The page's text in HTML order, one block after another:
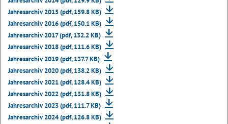
Jahresarchiv 2015 (pdf, 159.8 KB)
Jahresarchiv 2016 (pdf, 150.1 KB)
Jahresarchiv 2017 (pdf, 132.2 KB)
Jahresarchiv 2018 (pdf, 111.6 KB)
Jahresarchiv 2019 (pdf, 137.7 KB)
Jahresarchiv 2020 (pdf, 138.2 KB)
Jahresarchiv 2021 (pdf, 128.4 KB)
Jahresarchiv 2022 (pdf, 131.8 KB)
Jahresarchiv 2023 (pdf, 111.7 KB)
Jahresarchiv 2024 (pdf, 126.8 KB)